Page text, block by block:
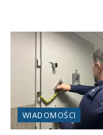
WIADOMOŚCI